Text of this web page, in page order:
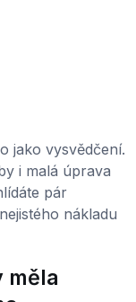
jako vysvědčení.
i malá úprava
pár
nákladu
měla